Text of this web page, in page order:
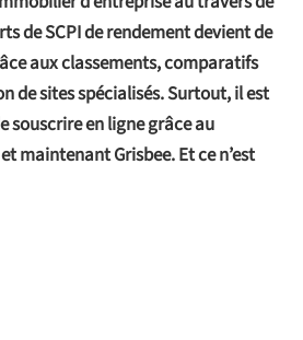
de SCPI de rendement devient de
aux classements, comparatifs
de sites spécialisés. Surtout, il est
souscrire en ligne grâce au
maintenant Grisbee. Et ce n’est